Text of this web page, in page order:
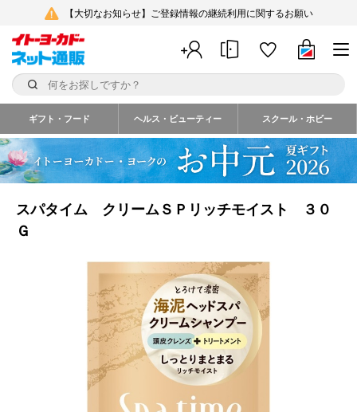
【大切なお知らせ】ご登録情報の継続利用に関するお願い
ギフト・フード ヘルス・ビューティー スクール・ホビー
スパタイム クリームＳＰリッチモイスト ３０
Ｇ